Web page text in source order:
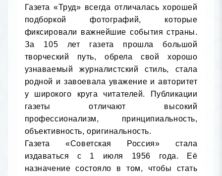
Газета «Труд» всегда отличалась хорошей
подборкой фотографий, которые
фиксировали важнейшие события страны.
За 105 лет газета прошла большой
творческий путь, обрела свой хорошо
узнаваемый журналистский стиль, стала
родной и завоевала уважение и авторитет
у широкого круга читателей. Публикации
газеты отличают высокий
профессионализм, принципиальность,
объективность, оригинальность.
Газета «Советская Россия» стала
издаваться с 1 июля 1956 года. Её
назначение состояло в том, чтобы стать